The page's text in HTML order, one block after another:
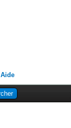
Aide